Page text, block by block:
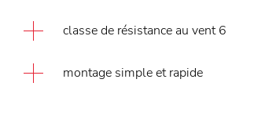
classe de résistance au vent 6
montage simple et rapide